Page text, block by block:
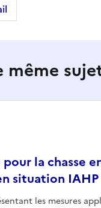
même
la chasse
situation IAHP
les mesures